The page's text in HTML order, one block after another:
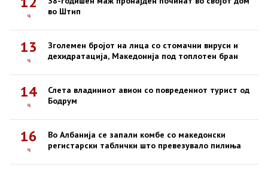
ч
во Штип
13
ч
Зголемен бројот на лица со стомачни вируси и
дехидратација, Македонија под топлотен бран
14
ч
Слета владиниот авион со повредениот турист од
Бодрум
16
ч
Во Албанија се запали комбе со македонски
регистарски таблички што превезувало пилиња